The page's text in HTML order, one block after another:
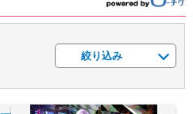
絞り込み